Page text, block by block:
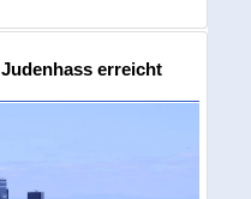
erreicht